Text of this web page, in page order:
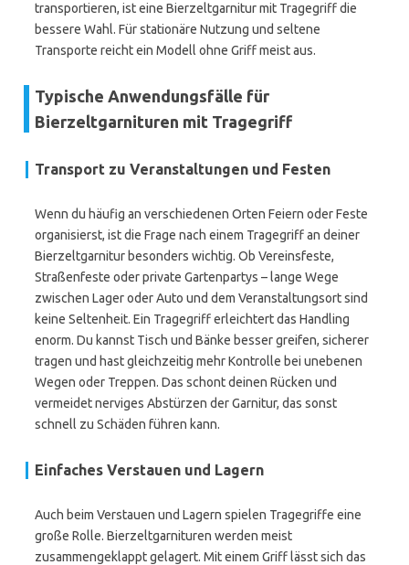
transportieren, ist eine Bierzeltgarnitur mit Tragegriff die
bessere Wahl. Für stationäre Nutzung und seltene
Transporte reicht ein Modell ohne Griff meist aus.
Typische Anwendungsfälle für
Bierzeltgarnituren mit Tragegriff
Transport zu Veranstaltungen und Festen
Wenn du häufig an verschiedenen Orten Feiern oder Feste
organisierst, ist die Frage nach einem Tragegriff an deiner
Bierzeltgarnitur besonders wichtig. Ob Vereinsfeste,
Straßenfeste oder private Gartenpartys – lange Wege
zwischen Lager oder Auto und dem Veranstaltungsort sind
keine Seltenheit. Ein Tragegriff erleichtert das Handling
enorm. Du kannst Tisch und Bänke besser greifen, sicherer
tragen und hast gleichzeitig mehr Kontrolle bei unebenen
Wegen oder Treppen. Das schont deinen Rücken und
vermeidet nerviges Abstürzen der Garnitur, das sonst
schnell zu Schäden führen kann.
Einfaches Verstauen und Lagern
Auch beim Verstauen und Lagern spielen Tragegriffe eine
große Rolle. Bierzeltgarnituren werden meist
zusammengeklappt gelagert. Mit einem Griff lässt sich das